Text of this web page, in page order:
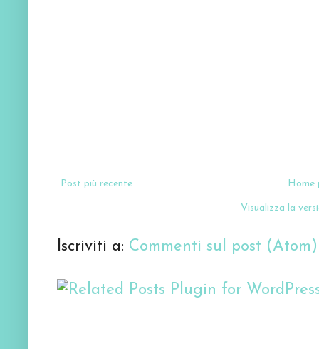
Post più recente Home
Visualizza la
Iscriviti a: Commenti sul post (Atom)